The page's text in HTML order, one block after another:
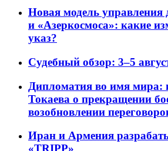
Новая модель
и «Азеркосмоса»: какие
указ?
Судебный обзор: 3–5
Дипломатия во имя мира:
Токаева о прекращении
возобновлении
Иран и Армения
«TRIPP»